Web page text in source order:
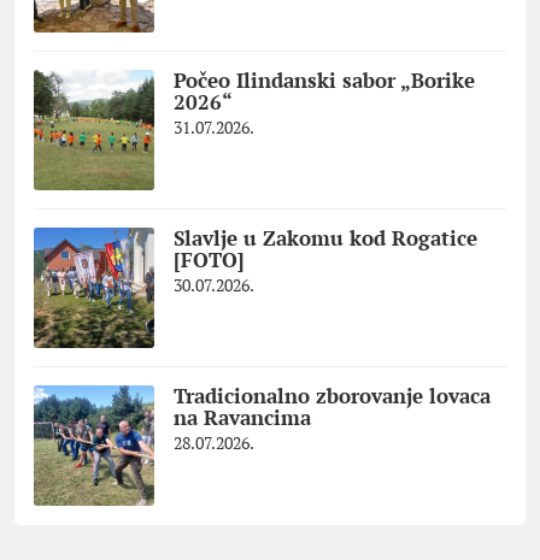
Počeo Ilindanski sabor „Borike
2026“
31.07.2026.
Slavlje u Zakomu kod Rogatice
[FOTO]
30.07.2026.
Tradicionalno zborovanje lovaca
na Ravancima
28.07.2026.